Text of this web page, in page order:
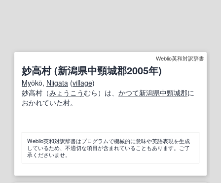
Weblio英和対訳辞書
妙高村 (新潟県中頸城郡2005年)
Myōkō, Niigata (village)
妙高村（みょうこうむら）は、 かつて新潟県中頸城郡に
おかれていた村。
Weblio英和対訳辞書はプログラムで機械的に意味や英語表現を生成
しているため、不適切な項目が含まれていることもあります。ご了
承くださいませ。